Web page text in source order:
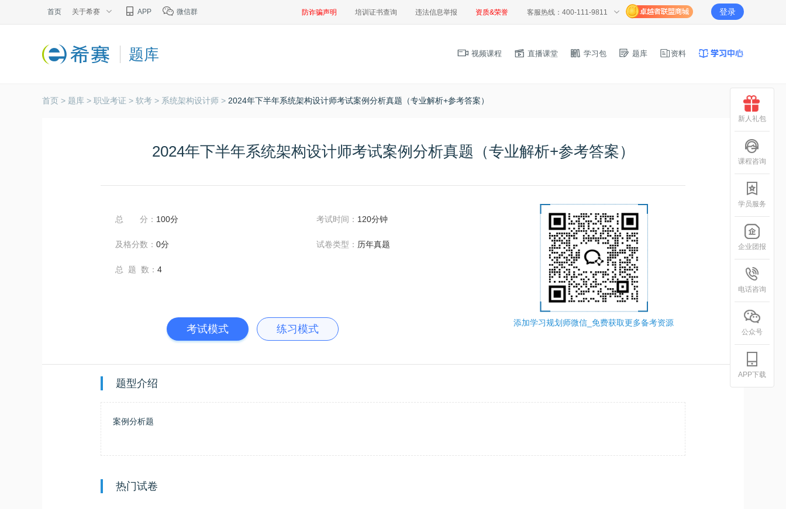
首页 关于希赛 APP 微信群 防诈骗声明 培训证书查询 违法信息举报 资质&荣誉 客服热线：400-111-9811 登录
题库 视频课程 直播课堂 学习包 题库 资料
首页 > 题库 > 职业考证 > 软考 > 系统架构设计师 > 2024年下半年系统架构设计师考试案例分析真题（专业解析+参考答案）
2024年下半年系统架构设计师考试案例分析真题（专业解析+参考答案）
总 分： 100分
及格分数： 0分
总 题 数： 4
考试时间： 120分钟
试卷类型： 历年真题
考试模式 练习模式
添加学习规划师微信_免费获取更多备考资源
题型介绍
案例分析题
热门试卷
新人礼包
课程咨询
学员服务
企业团报
电话咨询
公众号
APP下载